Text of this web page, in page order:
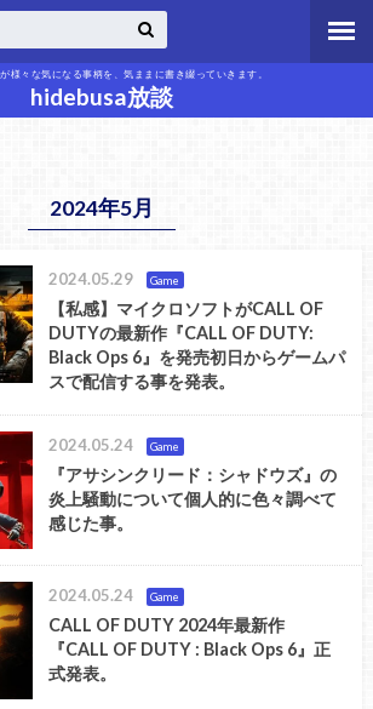
様々な気になる事柄を、気ままに書き綴っていきます。
hidebusa放談
2024年5月
2024.05.29 Game
【私感】マイクロソフトがCALL OF
DUTYの最新作『CALL OF DUTY:
Black Ops 6』を発売初日からゲームパ
スで配信する事を発表。
2024.05.24 Game
『アサシンクリード：シャドウズ』の
炎上騒動について個人的に色々調べて
感じた事。
2024.05.24 Game
CALL OF DUTY 2024年最新作
『CALL OF DUTY : Black Ops 6』正
式発表。